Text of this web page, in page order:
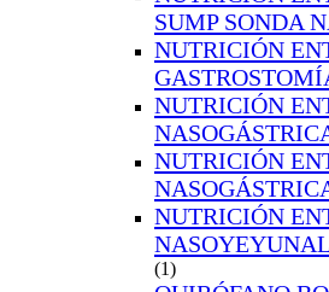
SUMP SONDA
NUTRICIÓN
NUTRICIÓN
NUTRICIÓN
NUTRICIÓN
(1)